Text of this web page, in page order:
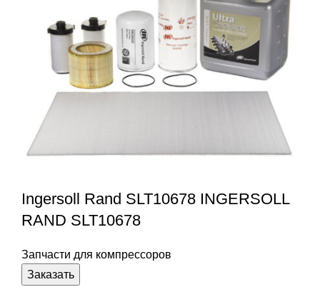
Ingersoll Rand SLT10678 INGERSOLL
RAND SLT10678
Запчасти для компрессоров
Заказать